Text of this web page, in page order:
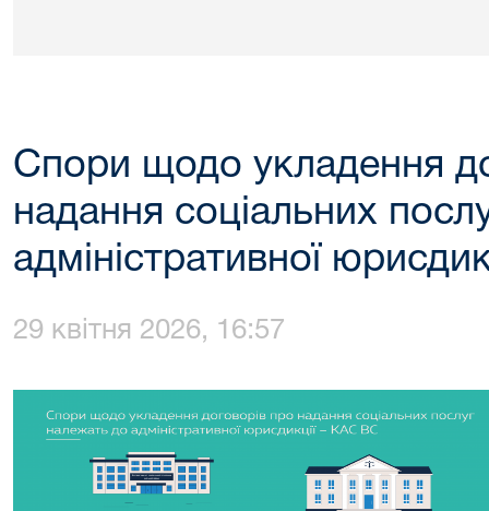
Спори щодо укладення
надання соціальних
адміністративної
29 квітня 2026, 16:57